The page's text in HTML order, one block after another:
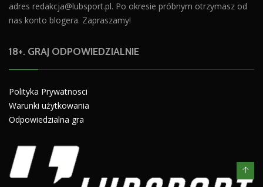
adres redakcja@lubsport.pl. Po okresie próbnym otrzymasz od
nas konto blogera. Zapraszamy!
18+. GRAJ ODPOWIEDZIALNIE
Polityka Prywatnosci
Warunki użytkowania
Odpowiedzialna gra